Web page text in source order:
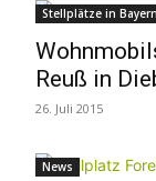
Stellplätze in Bayern
Reuß in
26. Juli 2015
News